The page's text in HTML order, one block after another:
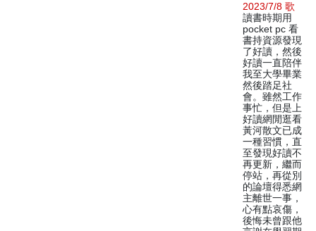
2023/7/8 歌
讀書時期用
pocket pc 看
書持資源發現
了好讀，然後
好讀一直陪伴
我至大學畢業
然後踏足社
會。雖然工作
事忙，但是上
好讀網閒逛看
黃河散文已成
一種習慣，直
至發現好讀不
再更新，繼而
停站，再從別
的論壇得悉網
主離世一事，
心有點哀傷，
後悔未曾跟他